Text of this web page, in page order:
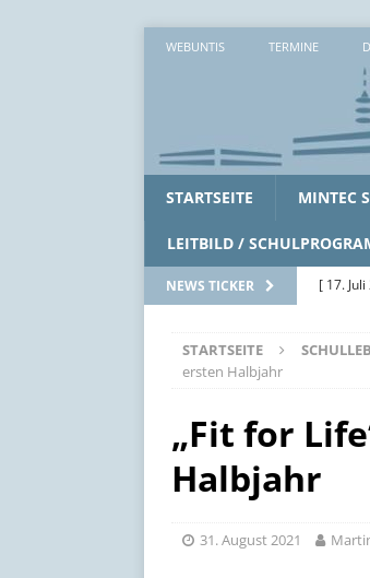
WEBUNTIS TERMINE
STARTSEITE MINTEC
LEITBILD /
NEWS TICKER [ 17.
[ 14.
SoWi-LK
STARTSEITE
ersten Halbjahr
„Fit for
Halbjahr
31. August 2021